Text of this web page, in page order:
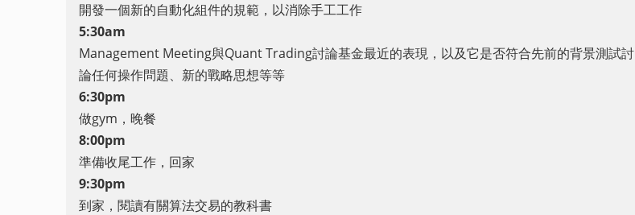
開發一個新的自動化組件的規範，以消除手工工作
5:30am
Management Meeting與Quant Trading討論基金最近的表現，以及它是否符合先前的背景測試討
論任何操作問題、新的戰略思想等等
6:30pm
做gym，晚餐
8:00pm
準備收尾工作，回家
9:30pm
到家，閱讀有關算法交易的教科書